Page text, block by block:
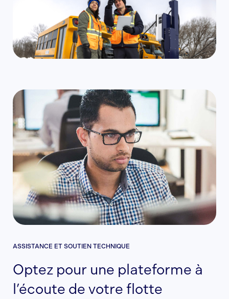
ASSISTANCE ET SOUTIEN TECHNIQUE
Optez pour une plateforme à
l’écoute de votre flotte